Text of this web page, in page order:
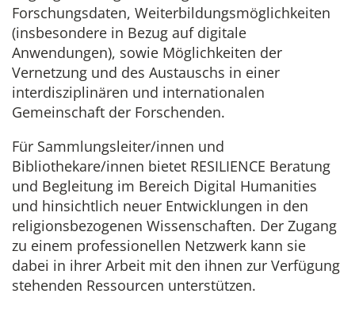
Forschungsdaten, Weiterbildungsmöglichkeiten
(insbesondere in Bezug auf digitale
Anwendungen), sowie Möglichkeiten der
Vernetzung und des Austauschs in einer
interdisziplinären und internationalen
Gemeinschaft der Forschenden.
Für Sammlungsleiter/innen und
Bibliothekare/innen bietet RESILIENCE Beratung
und Begleitung im Bereich Digital Humanities
und hinsichtlich neuer Entwicklungen in den
religionsbezogenen Wissenschaften. Der Zugang
zu einem professionellen Netzwerk kann sie
dabei in ihrer Arbeit mit den ihnen zur Verfügung
stehenden Ressourcen unterstützen.